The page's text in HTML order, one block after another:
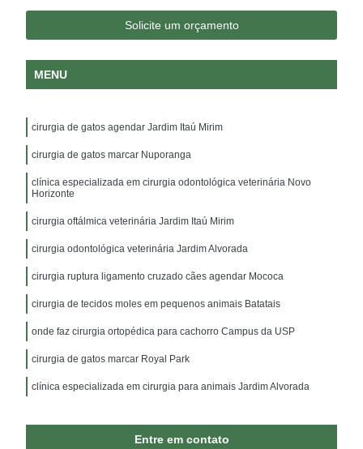
Solicite um orçamento
MENU
cirurgia de gatos agendar Jardim Itaú Mirim
cirurgia de gatos marcar Nuporanga
clínica especializada em cirurgia odontológica veterinária Novo
Horizonte
cirurgia oftálmica veterinária Jardim Itaú Mirim
cirurgia odontológica veterinária Jardim Alvorada
cirurgia ruptura ligamento cruzado cães agendar Mococa
cirurgia de tecidos moles em pequenos animais Batatais
onde faz cirurgia ortopédica para cachorro Campus da USP
cirurgia de gatos marcar Royal Park
clínica especializada em cirurgia para animais Jardim Alvorada
Entre em contato